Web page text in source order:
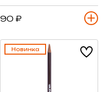
90 ₽
Новинка